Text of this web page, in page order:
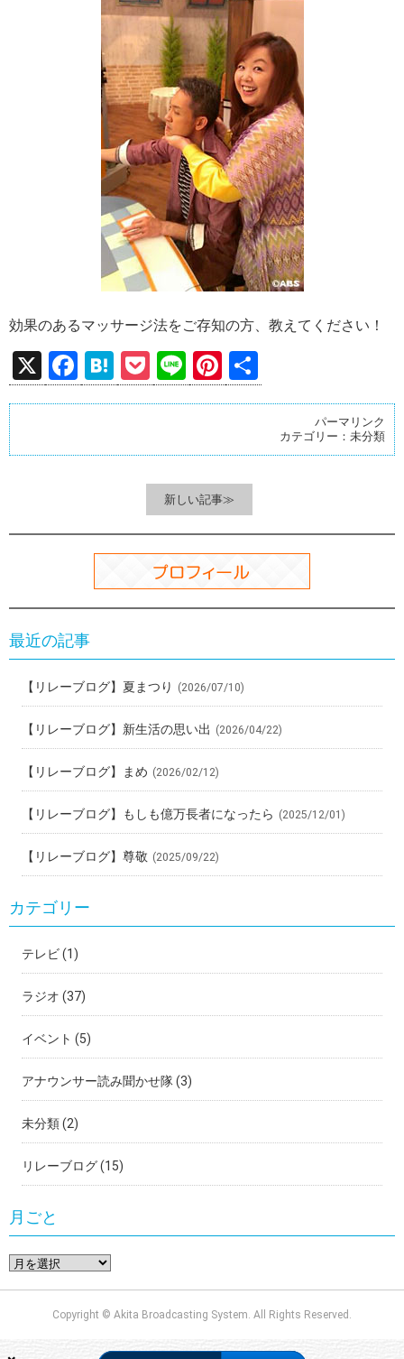
効果のあるマッサージ法をご存知の方、教えてください！
X
F
a
b
k
H
at
n
P
o
et
Li
n
Pi
nt
es
t
有
パーマリンク
カテゴリー： 未分類
新しい記事≫
最近の記事
【リレーブログ】夏まつり (2026/07/10)
【リレーブログ】新生活の思い出 (2026/04/22)
【リレーブログ】まめ (2026/02/12)
【リレーブログ】もしも億万長者になったら (2025/12/01)
【リレーブログ】尊敬 (2025/09/22)
カテゴリー
テレビ(1)
ラジオ (37)
イベント (5)
アナウンサー読み聞かせ隊(3)
未分類(2)
リレーブログ(15)
月ごと
Copyright © Akita Broadcasting System. All Rights Reserved.